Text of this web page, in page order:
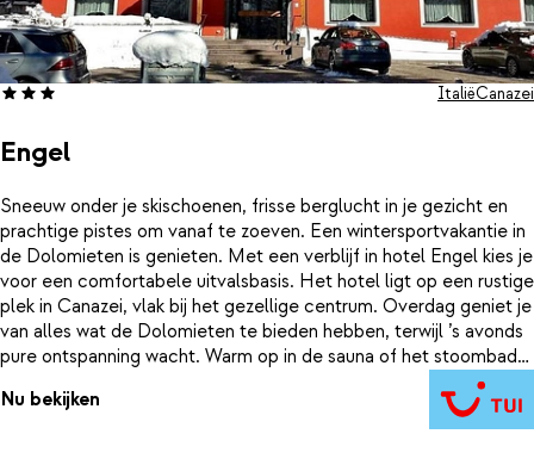
Engel
ItaliëCanazei
Sneeuw onder je skischoenen, frisse berglucht in je gezicht en
prachtige pistes om vanaf te zoeven. Een wintersportvakantie in
de Dolomieten is genieten. Met een verblijf in hotel Engel kies je
voor een comfortabele uitvalsbasis. Het hotel ligt op een rustige
plek in Canazei, vlak bij het gezellige centrum. Overdag geniet je
van alles wat de Dolomieten te bieden hebben, terwijl ’s avonds
pure ontspanning wacht. Warm op in de sauna of het stoombad
en kom volledig tot rust. Ook fijnproevers zitten hier goed. In het
restaurant proef je de smaken van Trentino: traditionele
gerechten, lokale specialiteiten en zorgvuldig gekozen wijnen.
Nu bekijken